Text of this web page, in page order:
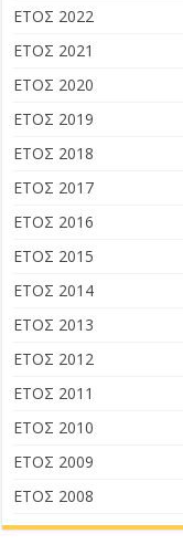
ΕΤΟΣ 2022
ΕΤΟΣ 2021
ΕΤΟΣ 2020
ΕΤΟΣ 2019
ΕΤΟΣ 2018
ΕΤΟΣ 2017
ΕΤΟΣ 2016
ΕΤΟΣ 2015
ΕΤΟΣ 2014
ΕΤΟΣ 2013
ΕΤΟΣ 2012
ΕΤΟΣ 2011
ΕΤΟΣ 2010
ΕΤΟΣ 2009
ΕΤΟΣ 2008